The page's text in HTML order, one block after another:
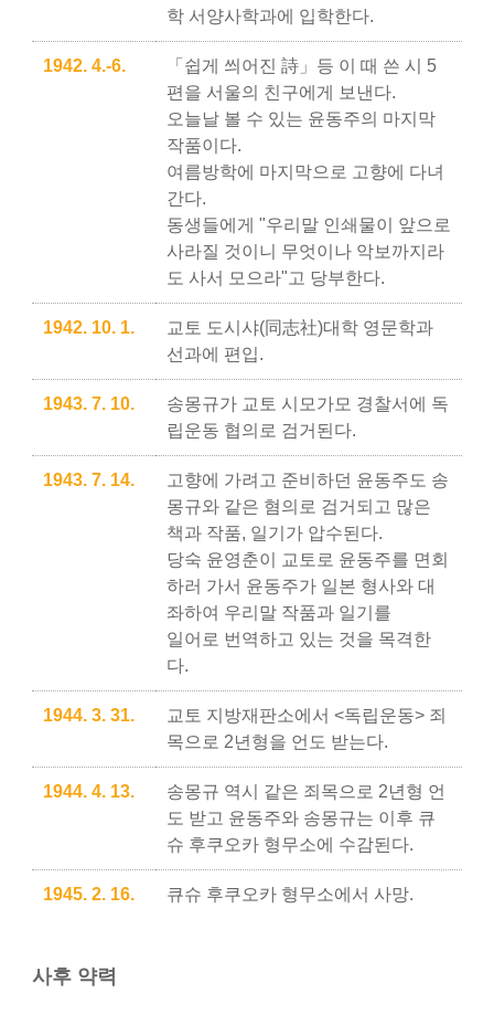
학 서양사학과에 입학한다.
1942. 4.-6.
「쉽게 씌어진 詩」등 이 때 쓴 시 5
편을 서울의 친구에게 보낸다.
오늘날 볼 수 있는 윤동주의 마지막
작품이다.
여름방학에 마지막으로 고향에 다녀
간다.
동생들에게 "우리말 인쇄물이 앞으로
사라질 것이니 무엇이나 악보까지라
도 사서 모으라"고 당부한다.
1942. 10. 1.
교토 도시샤(同志社)대학 영문학과
선과에 편입.
1943. 7. 10.
송몽규가 교토 시모가모 경찰서에 독
립운동 협의로 검거된다.
1943. 7. 14.
고향에 가려고 준비하던 윤동주도 송
몽규와 같은 혐의로 검거되고 많은
책과 작품, 일기가 압수된다.
당숙 윤영춘이 교토로 윤동주를 면회
하러 가서 윤동주가 일본 형사와 대
좌하여 우리말 작품과 일기를
일어로 번역하고 있는 것을 목격한
다.
1944. 3. 31.
교토 지방재판소에서 <독립운동> 죄
목으로 2년형을 언도 받는다.
1944. 4. 13.
송몽규 역시 같은 죄목으로 2년형 언
도 받고 윤동주와 송몽규는 이후 큐
슈 후쿠오카 형무소에 수감된다.
1945. 2. 16. 큐슈 후쿠오카 형무소에서 사망.
사후 약력